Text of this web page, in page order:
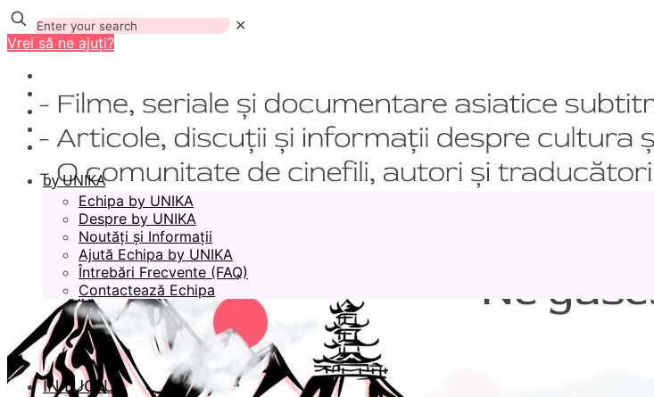
✕
Vrei să ne ajuți?
by UNIKA
Echipa by UNIKA
Despre by UNIKA
Noutăți și Informații
Ajută Echipa by UNIKA
Întrebări Frecvente (FAQ)
Contactează Echipa
ÎN LUCRU